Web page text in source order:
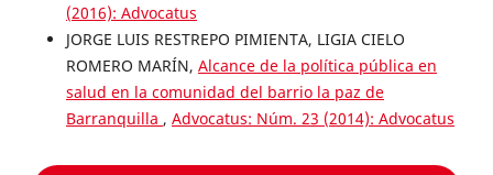
(2016): Advocatus
JORGE LUIS RESTREPO PIMIENTA, LIGIA CIELO
ROMERO MARÍN, Alcance de la política pública en
salud en la comunidad del barrio la paz de
Barranquilla , Advocatus: Núm. 23 (2014): Advocatus